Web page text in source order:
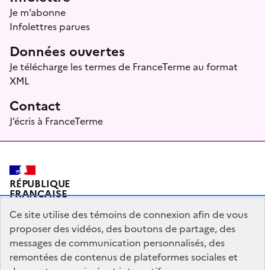
Je m’abonne
Infolettres parues
Données ouvertes
Je télécharge les termes de FranceTerme au format
XML
Contact
J’écris à FranceTerme
RÉPUBLIQUE
FRANÇAISE
Plan du site Mentions légales Qui sommes-nous ?
Ce site utilise des témoins de connexion afin de vous
proposer des vidéos, des boutons de partage, des
messages de communication personnalisés, des
remontées de contenus de plateformes sociales et